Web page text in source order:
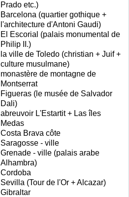
Prado etc.)
Barcelona (quartier gothique +
l'architecture d'Antoni Gaudi)
El Escorial (palais monumental de
Philip II.)
la ville de Toledo (christian + Juif +
culture musulmane)
monastère de montagne de
Montserrat
Figueras (le musée de Salvador
Dali)
abreuvoir L'Estartit + Las îles
Medas
Costa Brava côte
Saragosse - ville
Grenade - ville (palais arabe
Alhambra)
Cordoba
Sevilla (Tour de l'Or + Alcazar)
Gibraltar